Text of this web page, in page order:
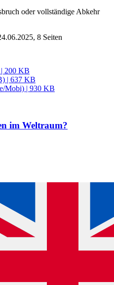
oder vollständige Abkehr
8 Seiten
200 KB
| 637 KB
Mobi) | 930 KB
im Weltraum?